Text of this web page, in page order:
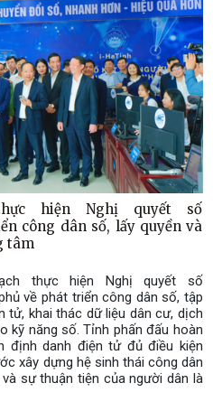
hiện Nghị quyết số
công dân số, lấy quyền và
tâm
thực hiện Nghị quyết số
về phát triển công dân số, tập
tử, khai thác dữ liệu dân cư, dịch
kỹ năng số. Tỉnh phấn đấu hoàn
định danh điện tử đủ điều kiện
xây dựng hệ sinh thái công dân
sự thuận tiện của người dân là